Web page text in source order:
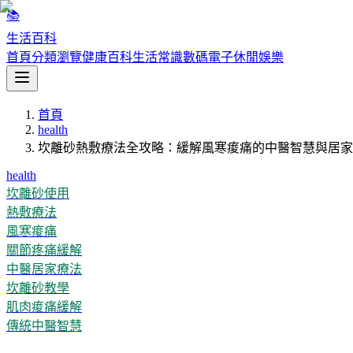
📚
生活百科
首頁分類瀏覽健康百科生活常識數碼電子休閒娛樂
首頁
health
坎離砂熱敷療法全攻略：緩解風寒痠痛的中醫智慧與居
health
坎離砂使用
熱敷療法
風寒痠痛
關節疼痛緩解
中醫居家療法
坎離砂教學
肌肉痠痛緩解
傳統中醫智慧